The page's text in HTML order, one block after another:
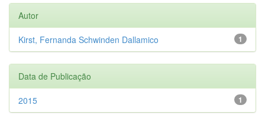
Autor
1
Kirst, Fernanda Schwinden Dallamico
Data de Publicação
1
2015